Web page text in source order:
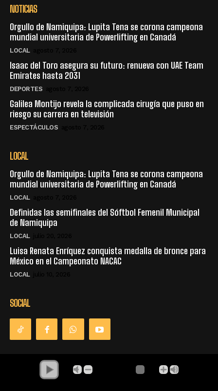
NOTICIAS
Orgullo de Namiquipa: Lupita Tena se corona campeona
mundial universitaria de Powerlifting en Canadá
LOCAL
Isaac del Toro asegura su futuro: renueva con UAE Team
Emirates hasta 2031
DEPORTES
Galilea Montijo revela la complicada cirugía que puso en
riesgo su carrera en televisión
ESPECTÁCULOS
LOCAL
Orgullo de Namiquipa: Lupita Tena se corona campeona
mundial universitaria de Powerlifting en Canadá
LOCAL
Definidas las semifinales del Sóftbol Femenil Municipal
de Namiquipa
LOCAL
Luisa Renata Enríquez conquista medalla de bronce para
México en el Campeonato NACAC
LOCAL
SOCIAL
© Derechos Reservados - La Única Radio - Namiquipa Chihuahua,